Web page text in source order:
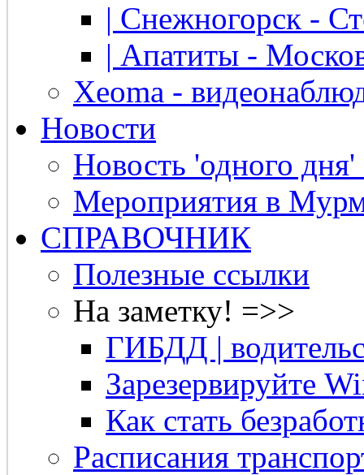
| Снежногорск -
| Апатиты -
Xeoma -
Новости
Новость 'одного
Мероприятия в
СПРАВОЧНИК
Полезные ссылки
На заметку! =>>
ГИБДД |
Зарезервируйте
Как стать
Расписания